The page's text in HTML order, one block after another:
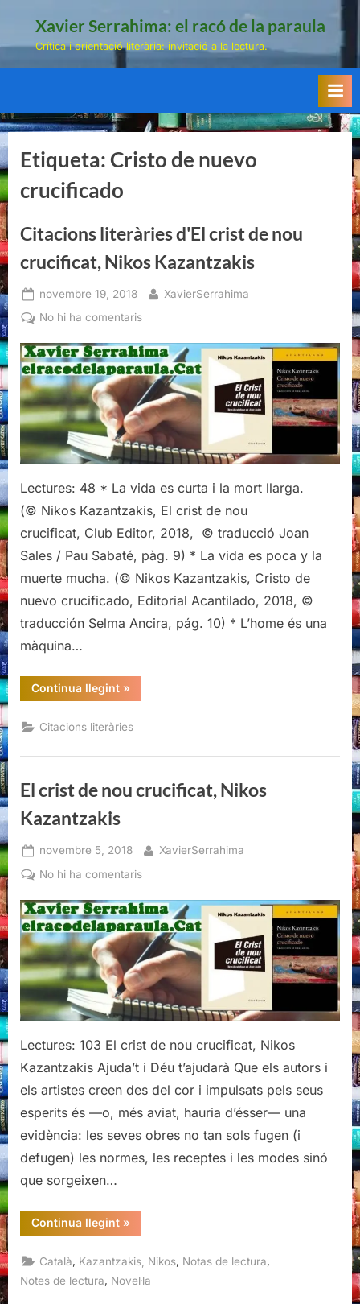
Xavier Serrahima: el racó de la paraula
Crítica i orientació literària: invitació a la lectura.
Etiqueta:Cristo de nuevo
crucificado
Citacions literàries d'El crist de nou
crucificat, Nikos Kazantzakis
Posted
on
novembre 19, 2018 By
XavierSerrahima
No hi ha comentarisa
literàries
d'El
crist
de
nou
crucificat,
Nikos
Kazantzakis
Lectures: 48 * La vida es curta i la mort llarga.
(© Nikos Kazantzakis, El crist de nou
crucificat, Club Editor, 2018, © traducció Joan
Sales / Pau Sabaté, pàg. 9) * La vida es poca y la
muerte mucha. (© Nikos Kazantzakis, Cristo de
nuevo crucificado, Editorial Acantilado, 2018, ©
traducción Selma Ancira, pág. 10) * L’home és una
màquina…
Continua llegint“Citacions
literàries
crist
de
crucificat,
»
Citacions literàries
El crist de nou crucificat, Nikos
Kazantzakis
Posted
on
novembre 5, 2018 By
XavierSerrahima
No hi ha comentarisa
crist
de
nou
crucificat,
Nikos
Kazantzakis
Lectures: 103 El crist de nou crucificat, Nikos
Kazantzakis Ajuda’t i Déu t’ajudarà Que els autors i
els artistes creen des del cor i impulsats pels seus
esperits és —o, més aviat, hauria d’ésser— una
evidència: les seves obres no tan sols fugen (i
defugen) les normes, les receptes i les modes sinó
que sorgeixen…
Continua llegint“El
crist
nou
crucificat,
Nikos
Kazantzakis”
»
Català Kazantzakis, Nikos Notas de lectura
Notes de lectura
Novel·la